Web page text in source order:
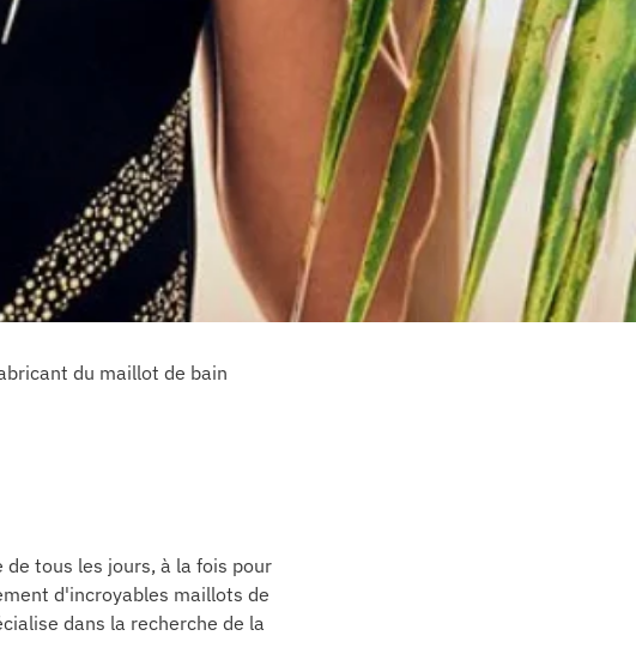
du maillot de bain
tous les jours, à la fois pour
d'incroyables maillots de
dans la recherche de la